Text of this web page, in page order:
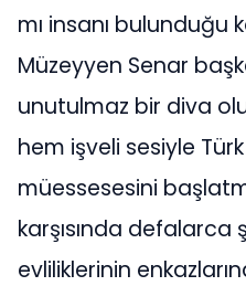
mı insanı bulunduğu
Müzeyyen Senar
unutulmaz bir diva
hem işveli sesiyle
müessesesini
karşısında defalarca
evliliklerinin